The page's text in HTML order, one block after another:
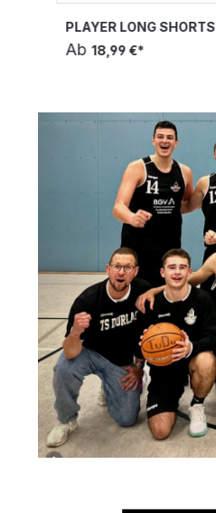
PLAYER LONG SHORTS
Ab 18,99 €*